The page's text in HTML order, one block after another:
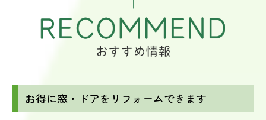
お得に窓・ドアをリフォームできます